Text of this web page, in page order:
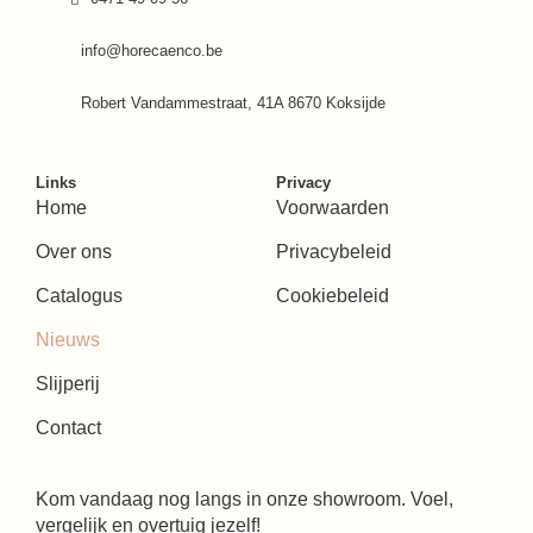
info@horecaenco.be
Robert Vandammestraat, 41A 8670 Koksijde
Links
Home
Over ons
Catalogus
Nieuws
Slijperij
Contact
Privacy
Voorwaarden
Privacybeleid
Cookiebeleid
Kom vandaag nog langs in onze showroom. Voel,
vergelijk en overtuig jezelf!